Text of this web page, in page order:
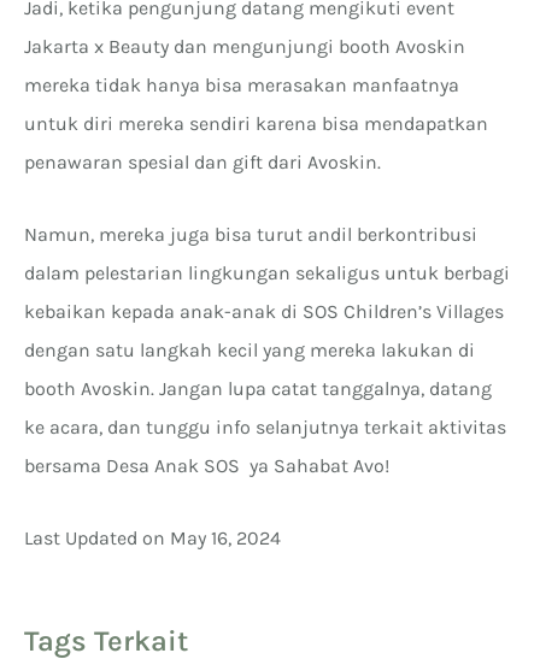
Jadi, ketika pengunjung datang mengikuti event
Jakarta x Beauty dan mengunjungi booth Avoskin
mereka tidak hanya bisa merasakan manfaatnya
untuk diri mereka sendiri karena bisa mendapatkan
penawaran spesial dan gift dari Avoskin.
Namun, mereka juga bisa turut andil berkontribusi
dalam pelestarian lingkungan sekaligus untuk berbagi
kebaikan kepada anak-anak di SOS Children’s Villages
dengan satu langkah kecil yang mereka lakukan di
booth Avoskin. Jangan lupa catat tanggalnya, datang
ke acara, dan tunggu info selanjutnya terkait aktivitas
bersama Desa Anak SOS ya Sahabat Avo!
Last Updated on May 16, 2024
Tags Terkait